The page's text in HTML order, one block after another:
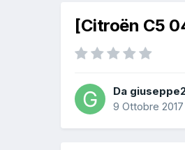
[Citroën C5
Da
9 Ottobre 2017